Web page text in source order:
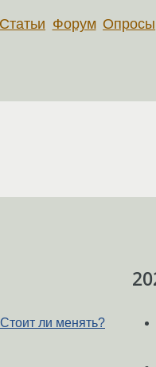
Статьи Форум Опросы
ли менять?